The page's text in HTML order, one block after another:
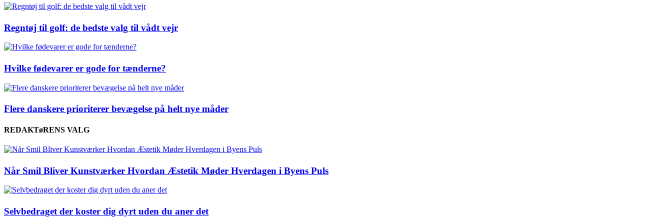
Regntøj til golf: de bedste valg til vådt vejr
Hvilke fødevarer er gode for tænderne?
Flere danskere prioriterer bevægelse på helt nye måder
REDAKTøRENS VALG
Når Smil Bliver Kunstværker Hvordan Æstetik Møder Hverdagen i Byens Puls
Selvbedraget der koster dig dyrt uden du aner det